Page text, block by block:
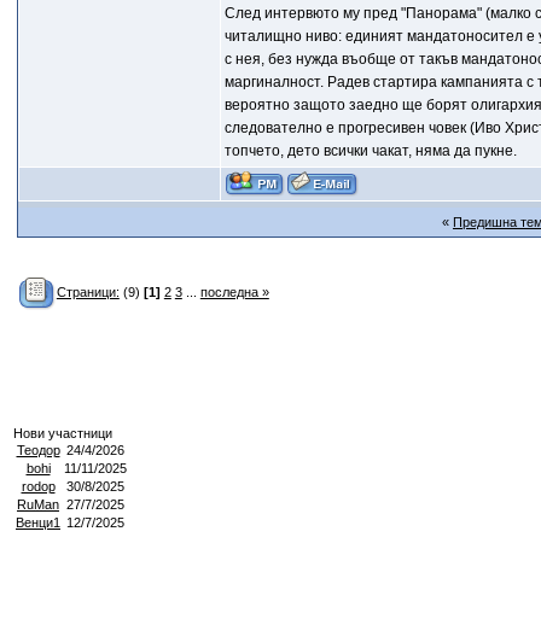
След интервюто му пред "Панорама" (малко
читалищно ниво: единият мандатоносител е
с нея, без нужда въобще от такъв
маргиналност. Радев стартира кампанията
вероятно защото заедно ще борят
следователно е прогресивен човек (Иво
топчето, дето всички чакат, няма да пукне.
« Предишна
Страници: (9) [1] 2 3... последна »
Нови участници
Теодор 24/4/2026
bohi
11/11/2025
rodop
30/8/2025
RuMan 27/7/2025
Венци1
12/7/2025